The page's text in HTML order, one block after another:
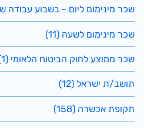
שכר מינימום ליום - בשבוע עבודה של 6 ימים (9)
שכר מינימום לשעה (11)
שכר ממוצע לחוק הביטוח הלאומי (1)
תושב/ת ישראל (12)
תקופת אכשרה (158)